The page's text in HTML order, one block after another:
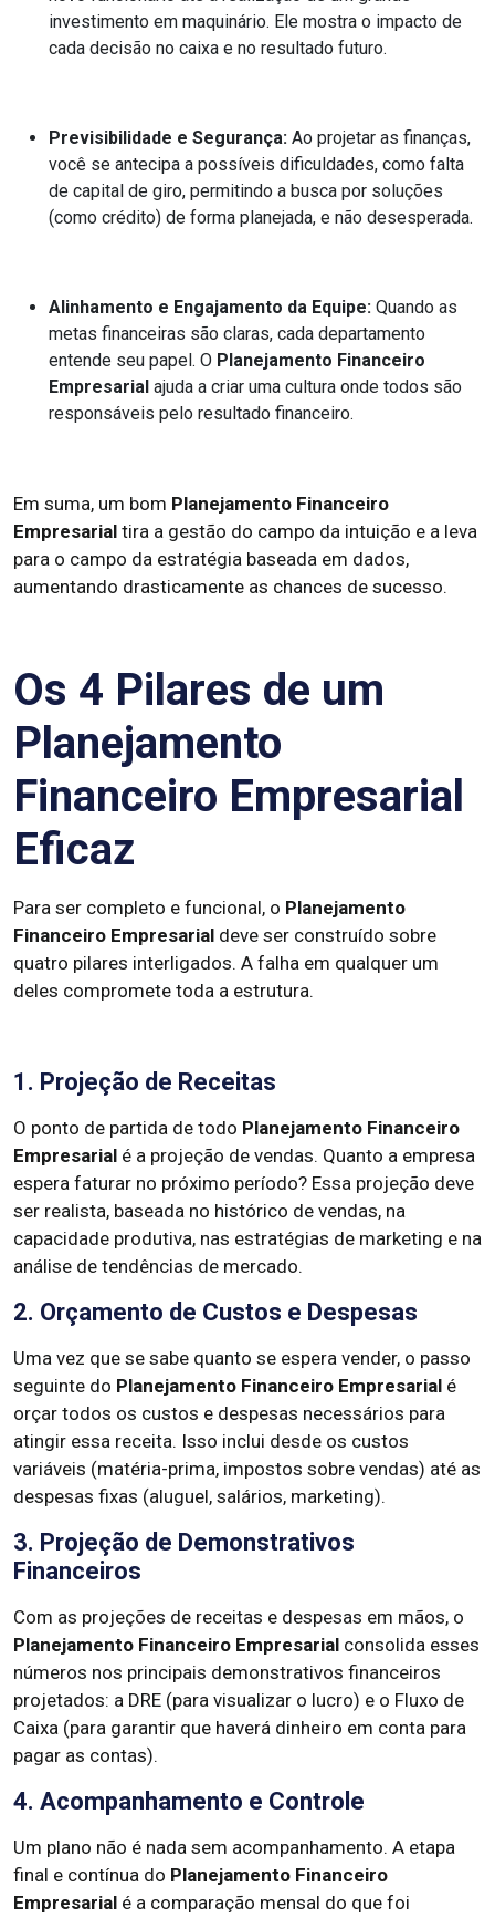
investimento em maquinário. Ele mostra o impacto de
cada decisão no caixa e no resultado futuro.
Previsibilidade e Segurança: Ao projetar as finanças,
você se antecipa a possíveis dificuldades, como falta
de capital de giro, permitindo a busca por soluções
(como crédito) de forma planejada, e não desesperada.
Alinhamento e Engajamento da Equipe: Quando as
metas financeiras são claras, cada departamento
entende seu papel. O Planejamento Financeiro
Empresarial ajuda a criar uma cultura onde todos são
responsáveis pelo resultado financeiro.
Em suma, um bom Planejamento Financeiro
Empresarial tira a gestão do campo da intuição e a leva
para o campo da estratégia baseada em dados,
aumentando drasticamente as chances de sucesso.
Os 4 Pilares de um
Planejamento
Financeiro Empresarial
Eficaz
Para ser completo e funcional, o Planejamento
Financeiro Empresarial deve ser construído sobre
quatro pilares interligados. A falha em qualquer um
deles compromete toda a estrutura.
1. Projeção de Receitas
O ponto de partida de todo Planejamento Financeiro
Empresarial é a projeção de vendas. Quanto a empresa
espera faturar no próximo período? Essa projeção deve
ser realista, baseada no histórico de vendas, na
capacidade produtiva, nas estratégias de marketing e na
análise de tendências de mercado.
2. Orçamento de Custos e Despesas
Uma vez que se sabe quanto se espera vender, o passo
seguinte do Planejamento Financeiro Empresarial é
orçar todos os custos e despesas necessários para
atingir essa receita. Isso inclui desde os custos
variáveis (matéria-prima, impostos sobre vendas) até as
despesas fixas (aluguel, salários, marketing).
3. Projeção de Demonstrativos
Financeiros
Com as projeções de receitas e despesas em mãos, o
Planejamento Financeiro Empresarial consolida esses
números nos principais demonstrativos financeiros
projetados: a DRE (para visualizar o lucro) e o Fluxo de
Caixa (para garantir que haverá dinheiro em conta para
pagar as contas).
4. Acompanhamento e Controle
Um plano não é nada sem acompanhamento. A etapa
final e contínua do Planejamento Financeiro
Empresarial é a comparação mensal do que foi